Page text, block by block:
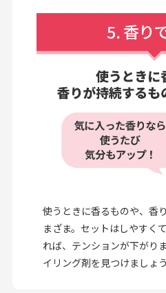
使うときに香るものや、香
まざま。セットはしやすく
れば、テンションが下がり
イリング剤を見つけましょう